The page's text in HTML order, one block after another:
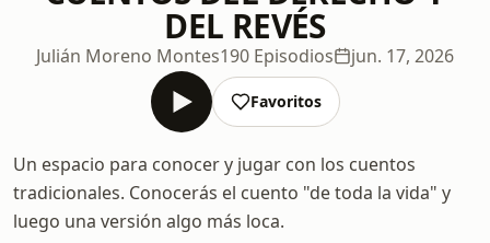
DEL REVÉS
Julián Moreno Montes190 Episodios jun. 17, 2026
Favoritos
Un espacio para conocer y jugar con los cuentos
tradicionales. Conocerás el cuento "de toda la vida" y
luego una versión algo más loca.